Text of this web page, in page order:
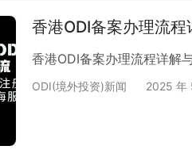
香港ODI备案办理流
香港ODI备案办理流程详解
ODI(境外投资)新闻 2025 年